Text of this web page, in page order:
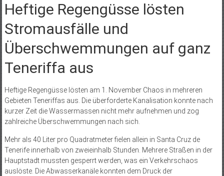
Heftige Regengüsse lösten
Stromausfälle und
Überschwemmungen auf ganz
Teneriffa aus
Heftige Regengüsse lösten am 1. November Chaos in mehreren
Gebieten Teneriffas aus. Die überforderte Kanalisation konnte nach
kurzer Zeit die Wassermassen nicht mehr aufnehmen und zog
zahlreiche Überschwemmungen nach sich.
Mehr als 40 Liter pro Quadratmeter fielen allein in Santa Cruz de
Tenerife innerhalb von zweieinhalb Stunden. Mehrere Straßen in der
Hauptstadt mussten gesperrt werden, was ein Verkehrschaos
auslöste. Die Abwasserkanäle konnten dem Druck der